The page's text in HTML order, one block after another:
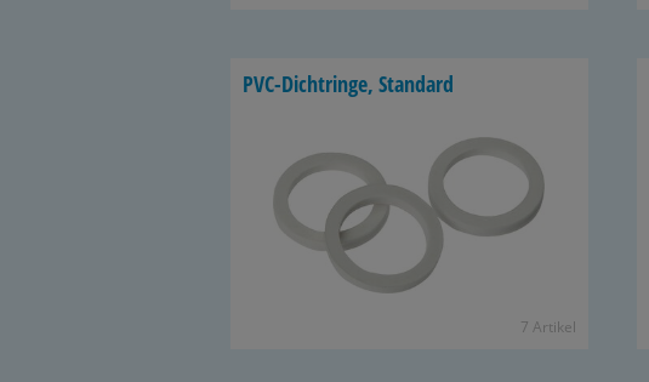
PVC-​Dichtringe, Stan­dard
7 Ar­ti­kel